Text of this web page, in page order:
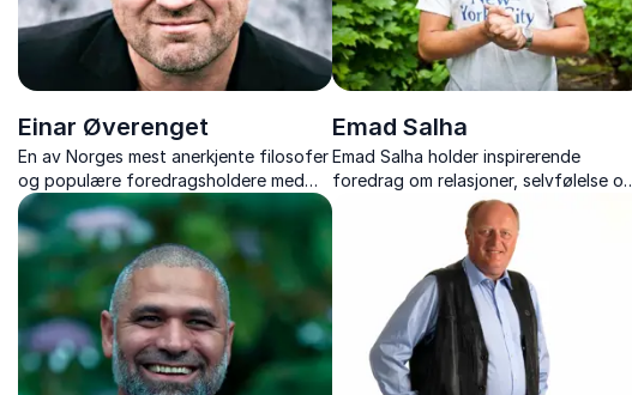
Einar Øverenget
En av Norges mest anerkjente filosofer
og populære foredragsholdere med
fokus på etikk, verdier og
kulturutvikling.
Emad Salha
Emad Salha holder inspirerende
foredrag om relasjoner, selvfølelse og
hvordan voksne kan støtte ungdom til
å mestre livet og fullføre skoleløpet.